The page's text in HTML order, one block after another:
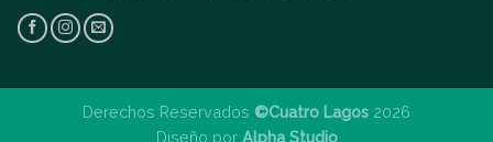
Derechos Reservados ©Cuatro Lagos 2026
Diseño por Alpha Studio